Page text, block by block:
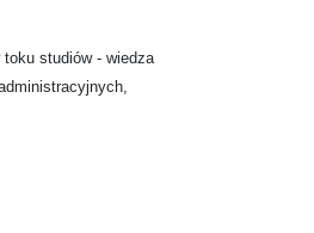
studiów - wiedza